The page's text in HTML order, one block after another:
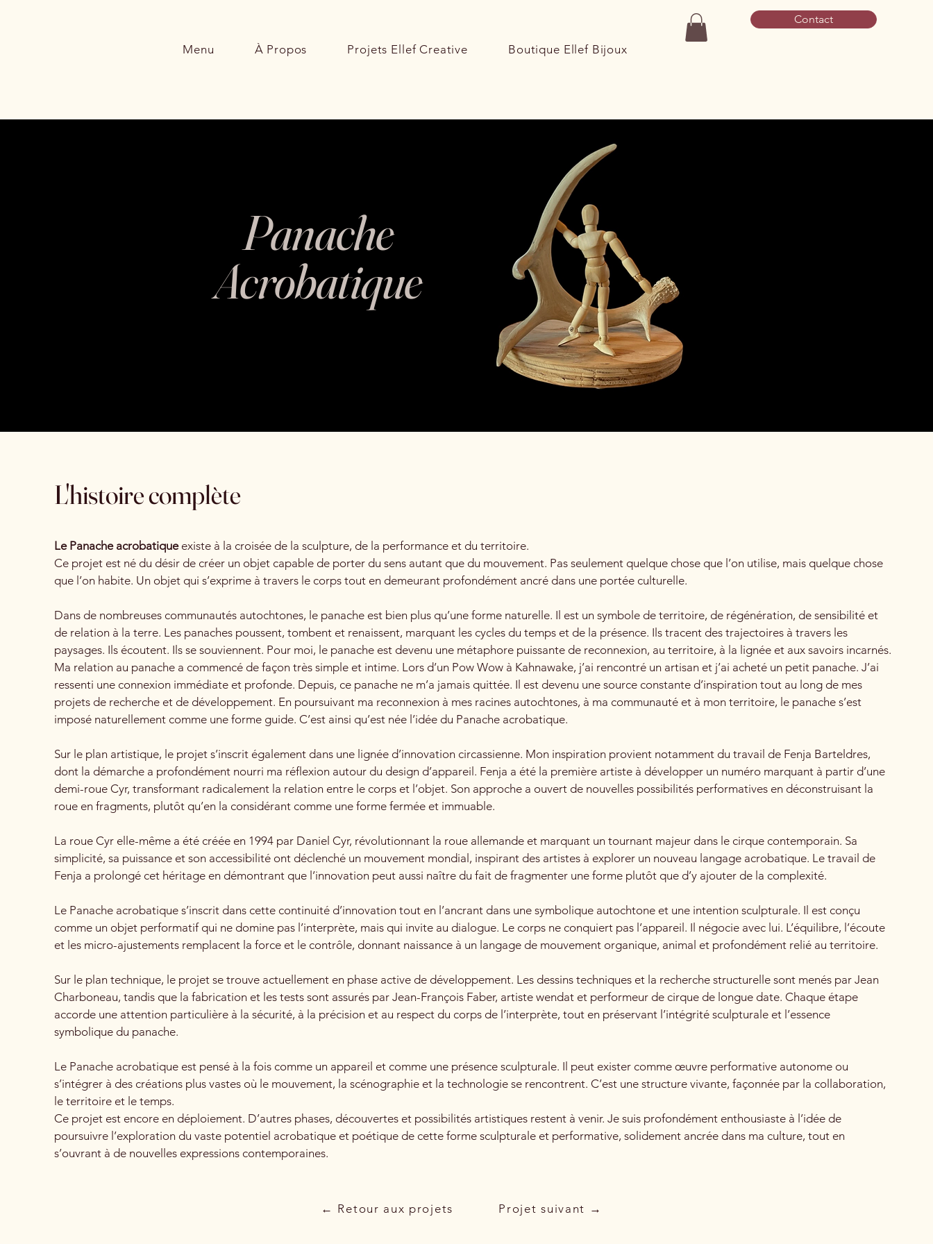
Menu À Propos Projets Ellef Creative Boutique Ellef Bijoux
Contact
Panache
Acrobatique
L'histoire complète
Le Panache acrobatique existe à la croisée de la sculpture, de la performance et du territoire.
Ce projet est né du désir de créer un objet capable de porter du sens autant que du mouvement. Pas seulement quelque chose que l’on utilise, mais quelque chose
que l’on habite. Un objet qui s’exprime à travers le corps tout en demeurant profondément ancré dans une portée culturelle.
Dans de nombreuses communautés autochtones, le panache est bien plus qu’une forme naturelle. Il est un symbole de territoire, de régénération, de sensibilité et
de relation à la terre. Les panaches poussent, tombent et renaissent, marquant les cycles du temps et de la présence. Ils tracent des trajectoires à travers les
paysages. Ils écoutent. Ils se souviennent. Pour moi, le panache est devenu une métaphore puissante de reconnexion, au territoire, à la lignée et aux savoirs incarnés.
Ma relation au panache a commencé de façon très simple et intime. Lors d’un Pow Wow à Kahnawake, j’ai rencontré un artisan et j’ai acheté un petit panache. J’ai
ressenti une connexion immédiate et profonde. Depuis, ce panache ne m’a jamais quittée. Il est devenu une source constante d’inspiration tout au long de mes
projets de recherche et de développement. En poursuivant ma reconnexion à mes racines autochtones, à ma communauté et à mon territoire, le panache s’est
imposé naturellement comme une forme guide. C’est ainsi qu’est née l’idée du Panache acrobatique.
Sur le plan artistique, le projet s’inscrit également dans une lignée d’innovation circassienne. Mon inspiration provient notamment du travail de Fenja Barteldres,
dont la démarche a profondément nourri ma réflexion autour du design d’appareil. Fenja a été la première artiste à développer un numéro marquant à partir d’une
demi-roue Cyr, transformant radicalement la relation entre le corps et l’objet. Son approche a ouvert de nouvelles possibilités performatives en déconstruisant la
roue en fragments, plutôt qu’en la considérant comme une forme fermée et immuable.
La roue Cyr elle-même a été créée en 1994 par Daniel Cyr, révolutionnant la roue allemande et marquant un tournant majeur dans le cirque contemporain. Sa
simplicité, sa puissance et son accessibilité ont déclenché un mouvement mondial, inspirant des artistes à explorer un nouveau langage acrobatique. Le travail de
Fenja a prolongé cet héritage en démontrant que l’innovation peut aussi naître du fait de fragmenter une forme plutôt que d’y ajouter de la complexité.
Le Panache acrobatique s’inscrit dans cette continuité d’innovation tout en l’ancrant dans une symbolique autochtone et une intention sculpturale. Il est conçu
comme un objet performatif qui ne domine pas l’interprète, mais qui invite au dialogue. Le corps ne conquiert pas l’appareil. Il négocie avec lui. L’équilibre, l’écoute
et les micro-ajustements remplacent la force et le contrôle, donnant naissance à un langage de mouvement organique, animal et profondément relié au territoire.
Sur le plan technique, le projet se trouve actuellement en phase active de développement. Les dessins techniques et la recherche structurelle sont menés par Jean
Charboneau, tandis que la fabrication et les tests sont assurés par Jean-François Faber, artiste wendat et performeur de cirque de longue date. Chaque étape
accorde une attention particulière à la sécurité, à la précision et au respect du corps de l’interprète, tout en préservant l’intégrité sculpturale et l’essence
symbolique du panache.
Le Panache acrobatique est pensé à la fois comme un appareil et comme une présence sculpturale. Il peut exister comme œuvre performative autonome ou
s’intégrer à des créations plus vastes où le mouvement, la scénographie et la technologie se rencontrent. C’est une structure vivante, façonnée par la collaboration,
le territoire et le temps.
Ce projet est encore en déploiement. D’autres phases, découvertes et possibilités artistiques restent à venir. Je suis profondément enthousiaste à l’idée de
poursuivre l’exploration du vaste potentiel acrobatique et poétique de cette forme sculpturale et performative, solidement ancrée dans ma culture, tout en
s’ouvrant à de nouvelles expressions contemporaines.
← Retour aux projets Projet suivant →